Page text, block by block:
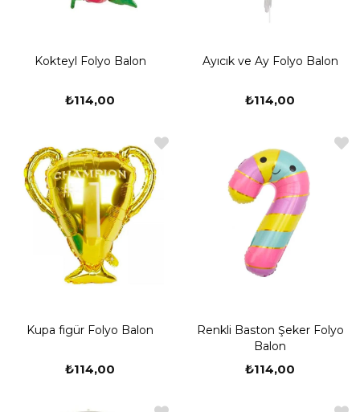
balonlar şişmemiş bir şekilde gönderilmektedir. Sizlerde helyum gazı
pek çok parti malzemesi bulunmaktadır. Partilerde her süsün
konsepte uygun olması da büyük önem taşımaktadır. Hem kız
konseptlerine uygun pek çok karakterli uçan balon modelleri yer
almaktadır. Satın aldığınız folyo balon içerisinde adet balon
çıkmaktadır. Paketler içerisinde sönük halde elinize ulaşır. Helyum
gazına uygun olduğu için de dilerseniz karakterli uçan balon şeklinde
de kullanabilirsiniz.
Uçan Folyo Balon Karakterleri Nelerdir?
Karakterli uçan balonlar pek çok çizgi film karakterlerinden
oluşmaktadır. Kız ve erkek çocuklar için bulunan karakterli balonlar
çocukların en çok sevdiği balon çeşitleri arasında yer almaktadır.
folyo balon - Frozen ve Karlar Ülkesi Folyo Balonlar - Mucize Uğur
Böceği Folyo Balonlar - Flamingo Karakterli Folyo Balonlar - Deniz
Aslan Folyo Balonlar - Pj Maskeliler Folyo Balonlar - Mickey İsimli
Balon - Hello Kitty Folyo Balonlar - Harika Kanatlar Folyo Balon -
Kokteyl Folyo Balon
₺114,00
Ayıcık ve Ay Folyo Balon
₺114,00
Kupa figür Folyo Balon
₺114,00
Renkli Baston Şeker Folyo
Balon
₺114,00